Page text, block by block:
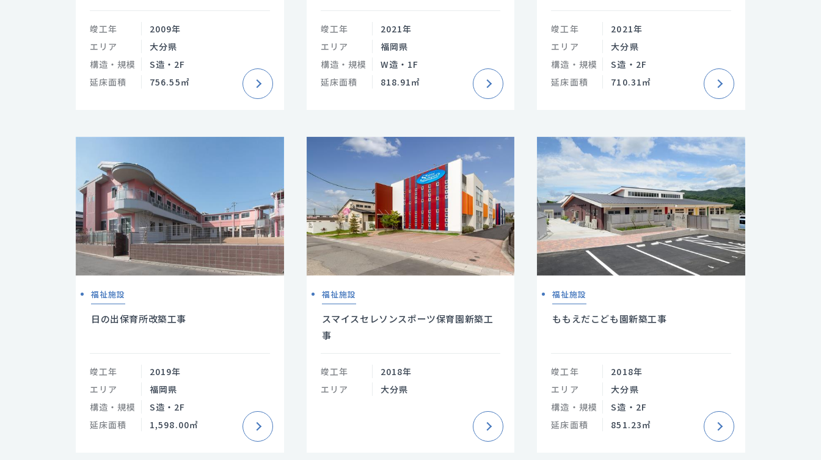
竣工年
2009年
エリア
大分県
構造・規模
S造・2F
延床面積
756.55㎡
竣工年
2021年
エリア
福岡県
構造・規模
W造・1F
延床面積
818.91㎡
竣工年
2021年
エリア
大分県
構造・規模
S造・2F
延床面積
710.31㎡
福祉施設
日の出保育所改築工事
竣工年
2019年
エリア
福岡県
構造・規模
S造・2F
延床面積
1,598.00㎡
福祉施設
スマイスセレソンスポーツ保育園新築工
事
竣工年
2018年
エリア
大分県
福祉施設
ももえだこども園新築工事
竣工年
2018年
エリア
大分県
構造・規模
S造・2F
延床面積
851.23㎡